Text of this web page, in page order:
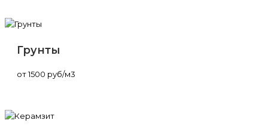
Грунты
от 1500 руб/м3